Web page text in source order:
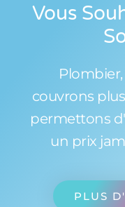
Vous
Plombier,
couvrons
permettons
un prix
PLUS